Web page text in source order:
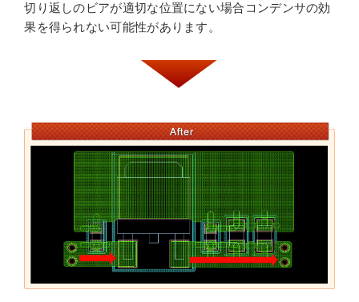
切り返しのビアが適切な位置にない場合コンデンサの効
果を得られない可能性があります。